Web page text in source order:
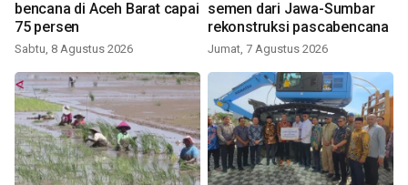
bencana di Aceh Barat capai
75 persen
Sabtu, 8 Agustus 2026
semen dari Jawa-Sumbar
rekonstruksi pascabencana
Jumat, 7 Agustus 2026